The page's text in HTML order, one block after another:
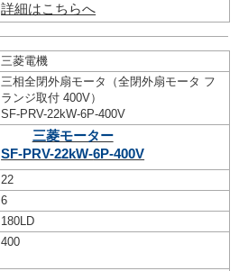
詳細はこちらへ
三菱電機
三相全閉外扇モータ（全閉外扇モータ フ
ランジ取付 400V）
SF-PRV-22kW-6P-400V
三菱モーター
SF-PRV-22kW-6P-400V
22
6
180LD
400